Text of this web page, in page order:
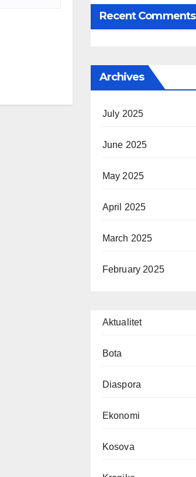
Recent Comments
Archives
July 2025
June 2025
May 2025
April 2025
March 2025
February 2025
Aktualitet
Bota
Diaspora
Ekonomi
Kosova